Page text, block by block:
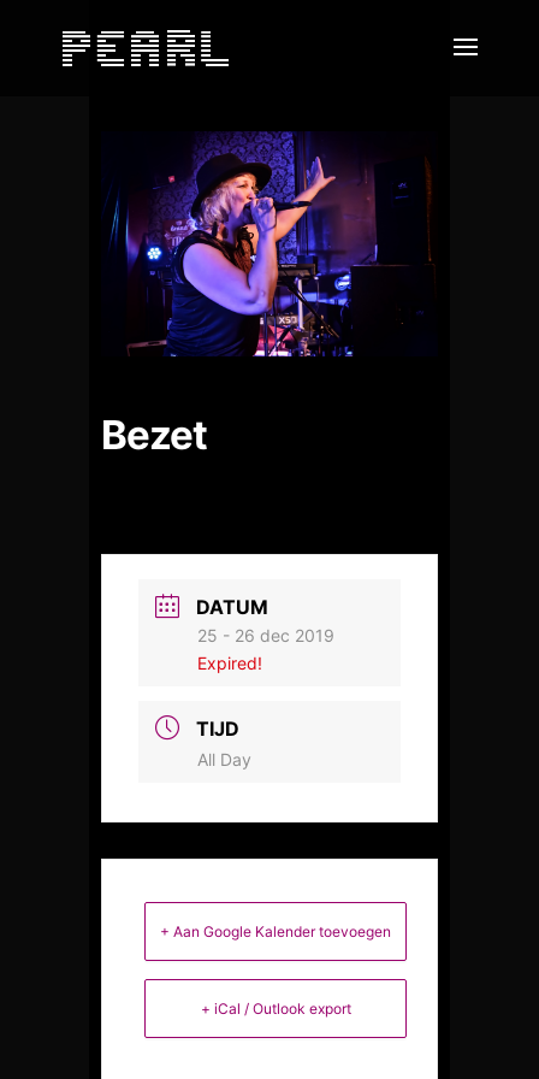
Bezet
DATUM
25 - 26 dec 2019
Expired!
TIJD
All Day
+ Aan Google Kalender toevoegen
+ iCal / Outlook export